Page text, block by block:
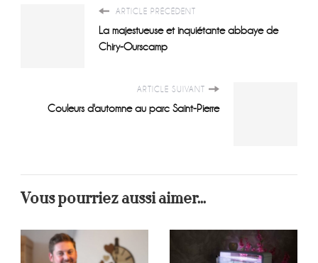
ARTICLE PRÉCÉDENT
La majestueuse et inquiétante abbaye de
Chiry-Ourscamp
ARTICLE SUIVANT
Couleurs d'automne au parc Saint-Pierre
Vous pourriez aussi aimer...